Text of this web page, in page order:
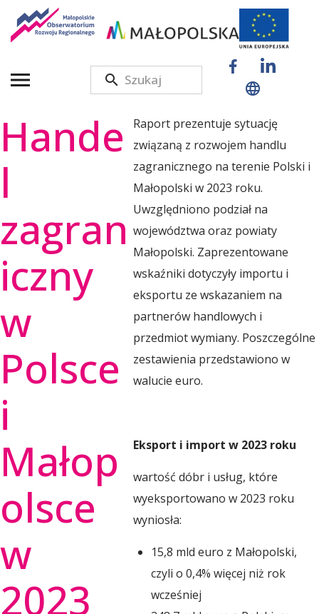
M
a
p
o
l
s
k
i
e
O
Hande
l
zagran
iczny
w
Polsce
i
Małop
olsce
w
2023
Raport prezentuje sytuację
związaną z rozwojem handlu
zagranicznego na terenie Polski i
Małopolski w 2023 roku.
Uwzględniono podział na
województwa oraz powiaty
Małopolski. Zaprezentowane
wskaźniki dotyczyły importu i
eksportu ze wskazaniem na
partnerów handlowych i
przedmiot wymiany. Poszczególne
zestawienia przedstawiono w
walucie euro.
Eksport i import w 2023 roku
wartość dóbr i usług, które
wyeksportowano w 2023 roku
wyniosła:
15,8 mld euro z Małopolski,
czyli o 0,4% więcej niż rok
wcześniej